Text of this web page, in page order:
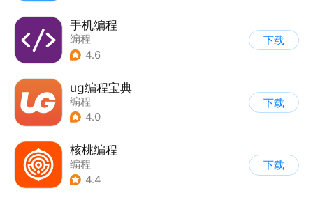
手机编程
编程
4.6
下载
ug编程宝典
编程
4.0
下载
核桃编程
编程
4.4
下载